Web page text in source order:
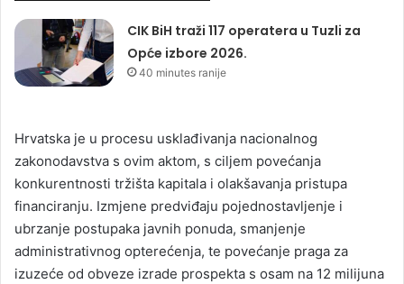
CIK BiH traži 117 operatera u Tuzli za
Opće izbore 2026.
40 minutes ranije
Hrvatska je u procesu usklađivanja nacionalnog
zakonodavstva s ovim aktom, s ciljem povećanja
konkurentnosti tržišta kapitala i olakšavanja pristupa
financiranju. Izmjene predviđaju pojednostavljenje i
ubrzanje postupaka javnih ponuda, smanjenje
administrativnog opterećenja, te povećanje praga za
izuzeće od obveze izrade prospekta s osam na 12 milijuna